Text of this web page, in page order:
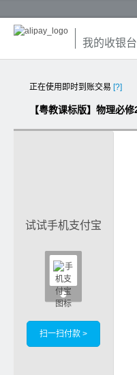
我的收银台
正在使用即时到账交易 [?]
试试手机支付宝

扫一扫付款 >